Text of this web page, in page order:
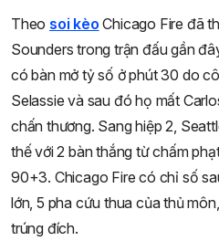
Theo soi kèo Chicago Fire đã
Sounders trong trận đấu gần
có bàn mở tỷ số ở phút 30 do
Selassie và sau đó họ mất
chấn thương. Sang hiệp 2,
thế với 2 bàn thắng từ chấm
90+3. Chicago Fire có chỉ số
lớn, 5 pha cứu thua của thủ
trúng đích.